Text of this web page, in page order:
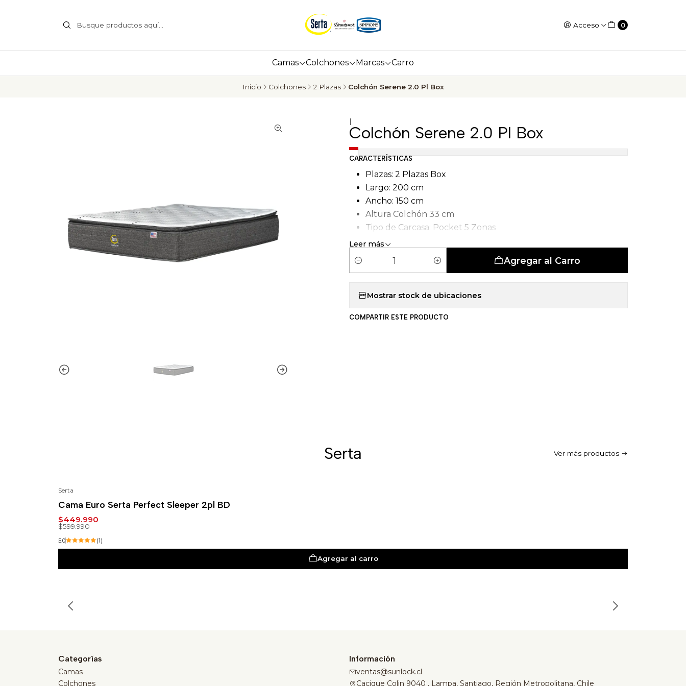
Acceso 0
Camas Colchones Marcas Carro
Inicio Colchones 2 Plazas Colchón Serene 2.0 Pl Box
|
Colchón Serene 2.0 Pl Box
CARACTERÍSTICAS
Plazas: 2 Plazas Box
Largo: 200 cm
Ancho: 150 cm
Altura Colchón 33 cm
Tipo de Carcasa: Pocket 5 Zonas
Leer más
t
i
Agregar al Carro
Mostrar stock de ubicaciones
COMPARTIR ESTE PRODUCTO
Serta Ver más productos
Serta
Cama Euro Serta Perfect Sleeper 2pl BD
$449.990
$599.990
5.0 (1)
Agregar al carro
Categorías
Camas
Colchones
Información
ventas@sunlock.cl
Cacique Colin 9040 , Lampa, Santiago, Región Metropolitana, Chile